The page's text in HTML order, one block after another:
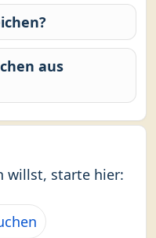
aus
willst, starte hier: